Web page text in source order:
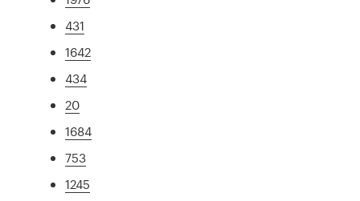
431
1642
434
20
1684
753
1245